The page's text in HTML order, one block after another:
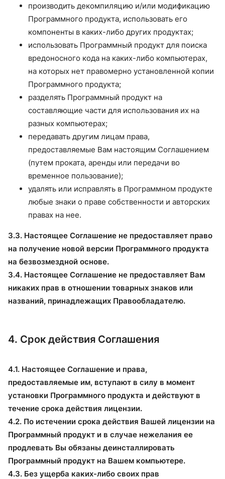
производить декомпиляцию и/или модификацию
Программного продукта, использовать его
компоненты в каких-либо других продуктах;
использовать Программный продукт для поиска
вредоносного кода на каких-либо компьютерах,
на которых нет правомерно установленной копии
Программного продукта;
разделять Программный продукт на
составляющие части для использования их на
разных компьютерах;
передавать другим лицам права,
предоставляемые Вам настоящим Соглашением
(путем проката, аренды или передачи во
временное пользование);
удалять или исправлять в Программном продукте
любые знаки о праве собственности и авторских
правах на нее.
3.3. Настоящее Соглашение не предоставляет право
на получение новой версии Программного продукта
на безвозмездной основе.
3.4. Настоящее Соглашение не предоставляет Вам
никаких прав в отношении товарных знаков или
названий, принадлежащих Правообладателю.
4. Срок действия Соглашения
4.1. Настоящее Соглашение и права,
предоставляемые им, вступают в силу в момент
установки Программного продукта и действуют в
течение срока действия лицензии.
4.2. По истечении срока действия Вашей лицензии на
Программный продукт и в случае нежелания ее
продлевать Вы обязаны деинсталлировать
Программный продукт на Вашем компьютере.
4.3. Без ущерба каких-либо своих прав